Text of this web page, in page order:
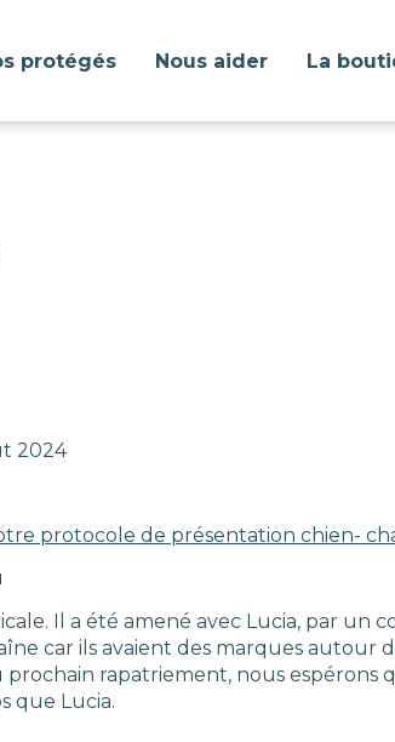
protégés Nous aider La
2024
protocole de présentation chien-
Il a été amené avec Lucia, par un
car ils avaient des marques autour
rapatriement, nous espérons
que Lucia.